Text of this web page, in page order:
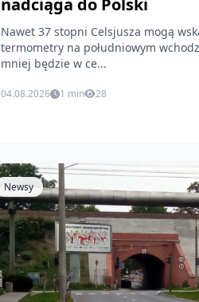
nadciąga do Polski
Nawet 37 stopni Celsjusza mogą
termometry na południowym
mniej będzie w ce...
04.08.2026 1 min 28
Newsy